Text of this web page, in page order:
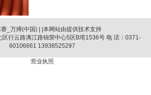
_万搏(中国)
| |本网站由提供技术支持
区行云路漓江路锦荣中心5区B塔1536号 电 话：0371-
60106661 13938525297
营业执照